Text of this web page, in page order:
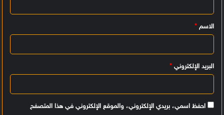
ي
ق
الاسم *
البريد الإلكتروني *
احفظ اسمي، بريدي الإلكتروني، والموقع الإلكتروني في هذا المتصفح